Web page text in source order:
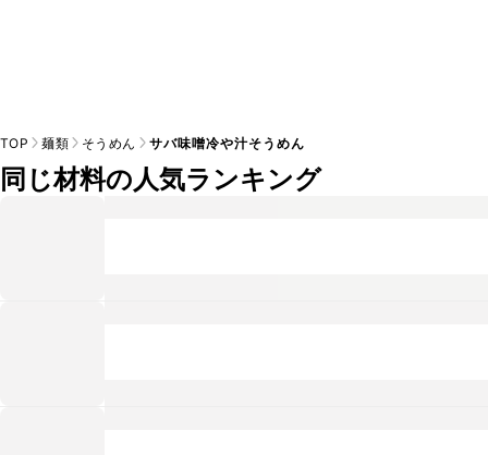
TOP 麺類 そうめん サバ味噌冷や汁そうめん
同じ材料の人気ランキング